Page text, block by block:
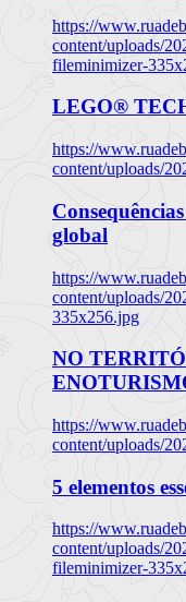
https://
content/uploads/
fileminimizer-
LEGO®
https://
content/uploads/
global
https://
content/uploads/
335x256.jpg
NO
https://
content/uploads/
5 elementos
https://
content/uploads/
fileminimizer-